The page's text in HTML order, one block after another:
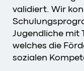
validiert. Wir
Jugendliche mit
welches die
sozialen